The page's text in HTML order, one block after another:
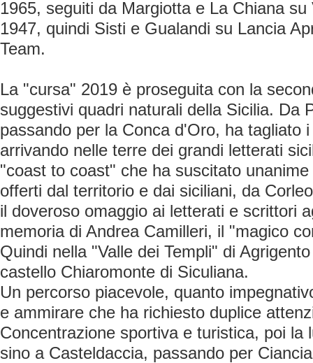
1965, seguiti da Margiotta e La Chiana su
1947, quindi Sisti e Gualandi su Lancia
Team.
La "cursa" 2019 è proseguita con la
suggestivi quadri naturali della Sicilia. Da
passando per la Conca d'Oro, ha tagliato
arrivando nelle terre dei grandi letterati
"coast to coast" che ha suscitato
offerti dal territorio e dai siciliani, da
il doveroso omaggio ai letterati e scrittori
memoria di Andrea Camilleri, il "magico
Quindi nella "Valle dei Templi" di
castello Chiaromonte di Siculiana.
Un percorso piacevole, quanto
e ammirare che ha richiesto duplice
Concentrazione sportiva e turistica, poi la
sino a Casteldaccia, passando per